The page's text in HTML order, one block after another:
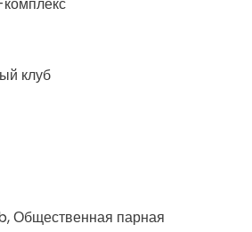
клуб
Общественная парная